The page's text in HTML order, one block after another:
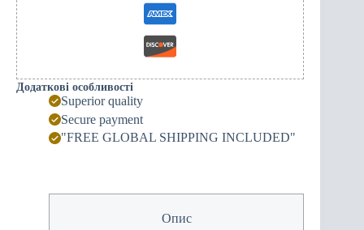
Додаткові особливості
Superior quality
Secure payment
"FREE GLOBAL SHIPPING INCLUDED"
Опис